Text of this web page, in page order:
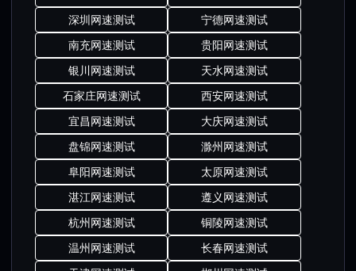
深圳网速测试
宁德网速测试
南充网速测试
贵阳网速测试
银川网速测试
天水网速测试
石家庄网速测试
西安网速测试
宜昌网速测试
大庆网速测试
盘锦网速测试
滁州网速测试
阜阳网速测试
太原网速测试
湛江网速测试
遵义网速测试
杭州网速测试
铜陵网速测试
温州网速测试
长春网速测试